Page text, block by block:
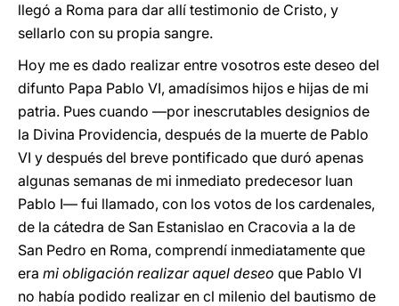
llegó a Roma para dar allí testimonio de Cristo, y
sellarlo con su propia sangre.
Hoy me es dado realizar entre vosotros este deseo del
difunto Papa Pablo VI, amadísimos hijos e hijas de mi
patria. Pues cuando —por inescrutables designios de
la Divina Providencia, después de la muerte de Pablo
VI y después del breve pontificado que duró apenas
algunas semanas de mi inmediato predecesor luan
Pablo I— fui llamado, con los votos de los cardenales,
de la cátedra de San Estanislao en Cracovia a la de
San Pedro en Roma, comprendí inmediatamente que
era mi obligación realizar aquel deseo que Pablo VI
no había podido realizar en cl milenio del bautismo de